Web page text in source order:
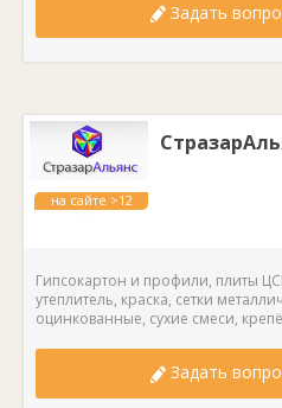
Задать
на сайте >12
Гипсокартон и профили, плиты
утеплитель, краска, сетки
оцинкованные, сухие смеси,
Задать